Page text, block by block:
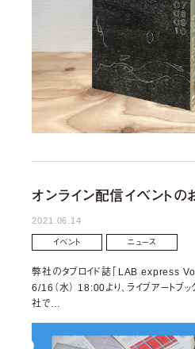
オンライン配信イベントの
2021.06.14
イベント ニュース
弊社のタブロイド誌「LAB express
6/16（水） 18:00より、ライブアートブ
社で…